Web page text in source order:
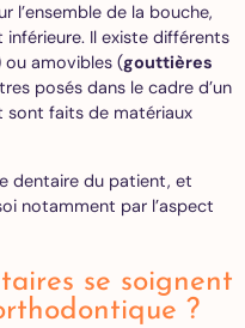
l’ensemble de la bouche,
inférieure. Il existe différents
ou amovibles (gouttières
posés dans le cadre d’un
sont faits de matériaux
dentaire du patient, et
notamment par l’aspect
se soignent
?